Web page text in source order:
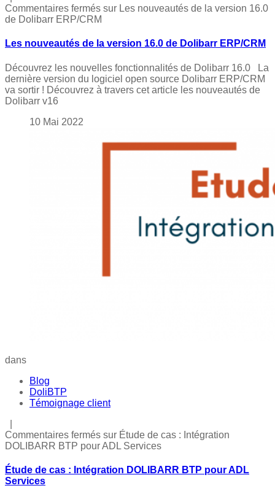
Commentaires fermés sur Les nouveautés de la version 16.0
de Dolibarr ERP/CRM
Les nouveautés de la version 16.0 de Dolibarr ERP/CRM
Découvrez les nouvelles fonctionnalités de Dolibarr 16.0 La
dernière version du logiciel open source Dolibarr ERP/CRM
va sortir ! Découvrez à travers cet article les nouveautés de
Dolibarr v16
10 Mai 2022
dans
Blog
DoliBTP
Témoignage client
Commentaires fermés sur Étude de cas : Intégration
DOLIBARR BTP pour ADL Services
Étude de cas : Intégration DOLIBARR BTP pour ADL
Services